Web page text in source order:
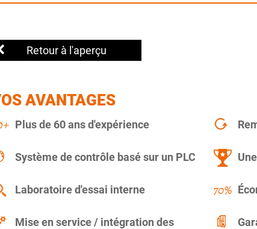
Retour à l'aperçu
AVANTAGES
Plus de 60 ans d'expérience
Système de contrôle basé sur un PLC
Laboratoire d'essai interne
Mise en service / intégration des